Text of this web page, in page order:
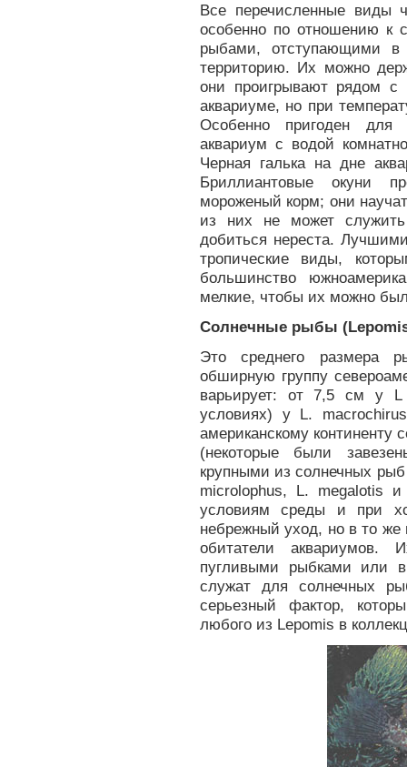
Все перечисленные виды
особенно по отношению к
рыбами, отступающими в
территорию. Их можно
они проигрывают рядом
аквариуме, но при
Особенно пригоден для
аквариум с водой
Черная галька на дне
Бриллиантовые окуни
мороженый корм; они
из них не может
добиться нереста.
тропические виды,
большинство
мелкие, чтобы их можно
Солнечные рыбы
Это среднего размера
обширную группу
варьирует: от 7,5 см у
условиях) у L.
американскому континенту
(некоторые были
крупными из солнечных
microlophus, L. megalotis
условиям среды и при
небрежный уход, но в то
обитатели
пугливыми рыбками или
служат для солнечных
серьезный фактор,
любого из Lepomis в